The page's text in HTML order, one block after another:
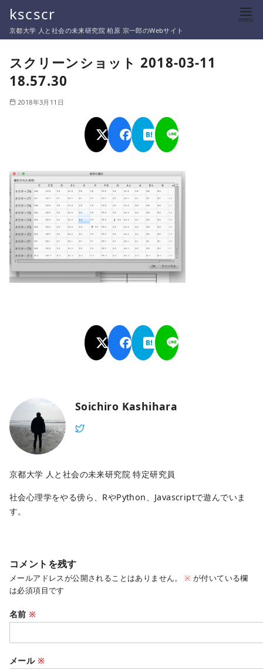
テ
kscscr
京都大学 人と社会の未来研究院 柏原 宗一郎のWebサイト
スクリーンショット 2018-03-11
18.57.30
2018年3月11日
Soichiro Kashihara
京都大学 人と社会の未来研究院 特定研究員
社会心理学をやる傍ら、RやPython、Javascriptで遊んでいま
す。
コメントを残す
メールアドレスが公開されることはありません。 ※ が付いている欄
は必須項目です
名前※
メール ※